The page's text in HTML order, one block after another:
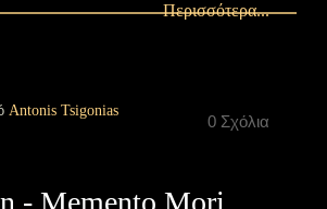
Περισσότερα...
0 Σχόλια
Antonis Tsigonias